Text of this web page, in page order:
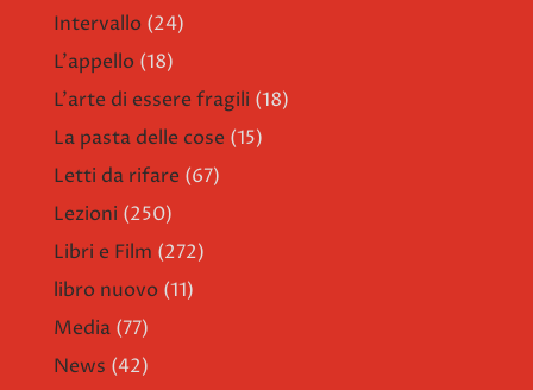
Intervallo (24)
L'appello (18)
L'arte di essere fragili (18)
La pasta delle cose (15)
Letti da rifare (67)
Lezioni (250)
Libri e Film (272)
libro nuovo (11)
Media (77)
News (42)